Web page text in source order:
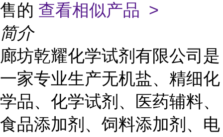
售的 查看相似产品 >
简介
廊坊乾耀化学试剂有限公司是
一家专业生产无机盐、精细化
学品、化学试剂、医药辅料、
食品添加剂、饲料添加剂、电